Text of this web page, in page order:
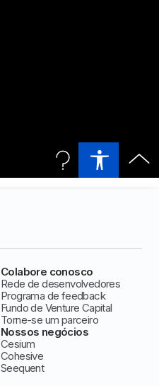
Colabore conosco
Rede de desenvolvedores
Programa de feedback
Fundo de Venture Capital
Torne-se um parceiro
Nossos negócios
Cesium
Cohesive
Seequent